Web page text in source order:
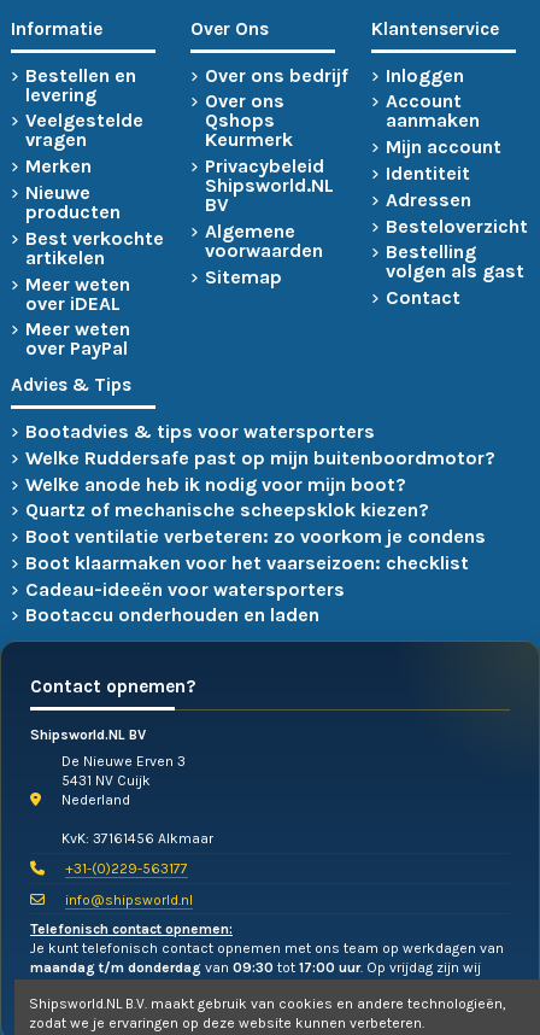
Informatie
Bestellen en
levering
Veelgestelde
vragen
Merken
Nieuwe
producten
Best verkochte
artikelen
Meer weten
over iDEAL
Meer weten
over PayPal
Over Ons
Over ons bedrijf
Over ons
Qshops
Keurmerk
Privacybeleid
Shipsworld.NL
BV
Algemene
voorwaarden
Sitemap
Klantenservice
Inloggen
Account
aanmaken
Mijn account
Identiteit
Adressen
Besteloverzicht
Bestelling
volgen als gast
Contact
Advies & Tips
Bootadvies & tips voor watersporters
Welke Ruddersafe past op mijn buitenboordmotor?
Welke anode heb ik nodig voor mijn boot?
Quartz of mechanische scheepsklok kiezen?
Boot ventilatie verbeteren: zo voorkom je condens
Boot klaarmaken voor het vaarseizoen: checklist
Cadeau-ideeën voor watersporters
Bootaccu onderhouden en laden
Contact opnemen?
Shipsworld.NL BV
De Nieuwe Erven 3
5431 NV Cuijk
Nederland
KvK: 37161456 Alkmaar
+31-(0)229-563177
info@shipsworld.nl
Telefonisch contact opnemen:
Je kunt telefonisch contact opnemen met ons team op werkdagen van
maandag t/m donderdag van 09:30 tot 17:00 uur. Op vrijdag zijn wij
Shipsworld.NL B.V. maakt gebruik van cookies en andere technologieën,
zodat we je ervaringen op deze website kunnen verbeteren.